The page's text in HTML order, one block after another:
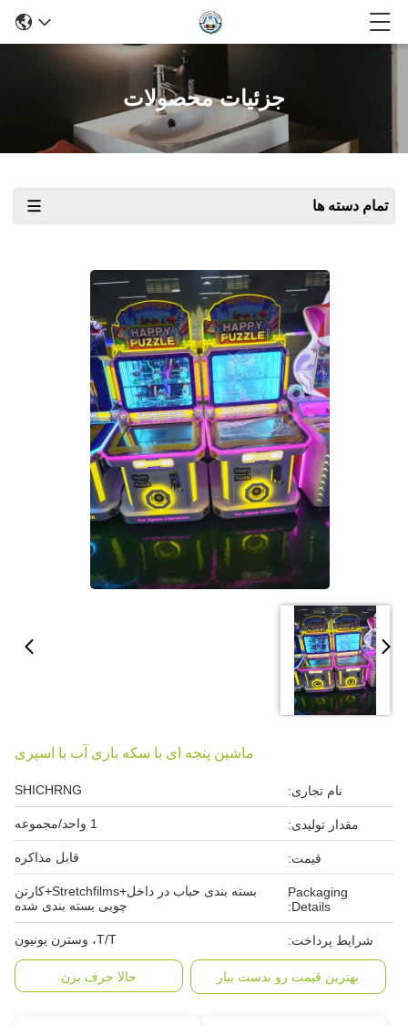
جزئیات محصولات
تمام دسته ها
ماشین پنجه ای با سکه بازی آب با اسپری
نام تجاری: SHICHRNG
مقدار تولیدی: 1 واحد/مجموعه
قیمت: قابل مذاکره
Packaging
Details:
بسته بندی حباب در داخل+Stretchfilms+کارتن
چوبی بسته بندی شده
شرایط پرداخت: T/T، وسترن یونیون
بهترین قیمت رو بدست بیار حالا حرف بزن